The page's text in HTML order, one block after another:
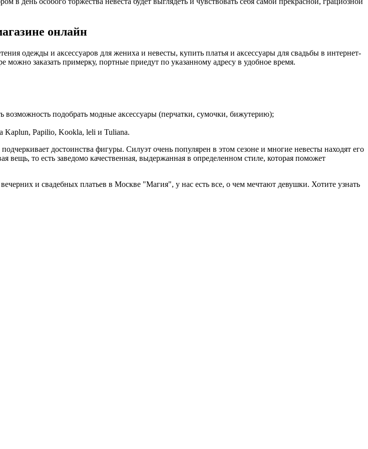
онлайн
одежды и аксессуаров для жениха и невесты, купить платья и аксессуары для свадьбы в интернет-
можно заказать примерку, портные приедут по указанному адресу в удобное время.
возможность подобрать модные аксессуары (перчатки, сумочки, бижутерию);
Kaplun, Papilio, Kookla, leli и Tuliana.
достоинства фигуры. Силуэт очень популярен в этом сезоне и многие невесты находят его
вещь, то есть заведомо качественная, выдержанная в определенном стиле, которая поможет
и свадебных платьев в Москве "Магия", у нас есть все, о чем мечтают девушки. Хотите узнать